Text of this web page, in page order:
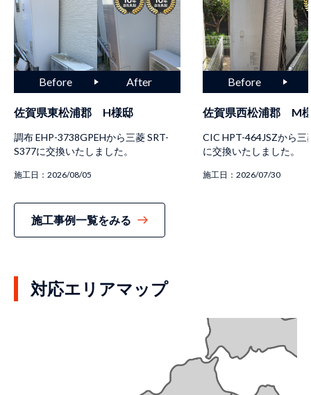
佐賀県東松浦郡 H様邸
調布 EHP-3738GPEHから三菱 SRT-
S377に交換いたしました。
施工日： 2026/08/05
佐賀県西松浦郡 M
CIC HPT-464JSZから三
に交換いたしました。
施工日： 2026/07/30
施工事例一覧をみる
対応エリアマップ